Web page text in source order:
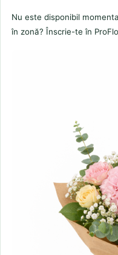
Nu este disponibil
în zonă? Înscrie-te în